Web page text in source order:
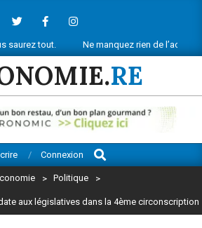
Ne manquez rien de l’actu économique
RE
Connexion
Search
> Politique >
aux législatives dans la 4ème circonscription